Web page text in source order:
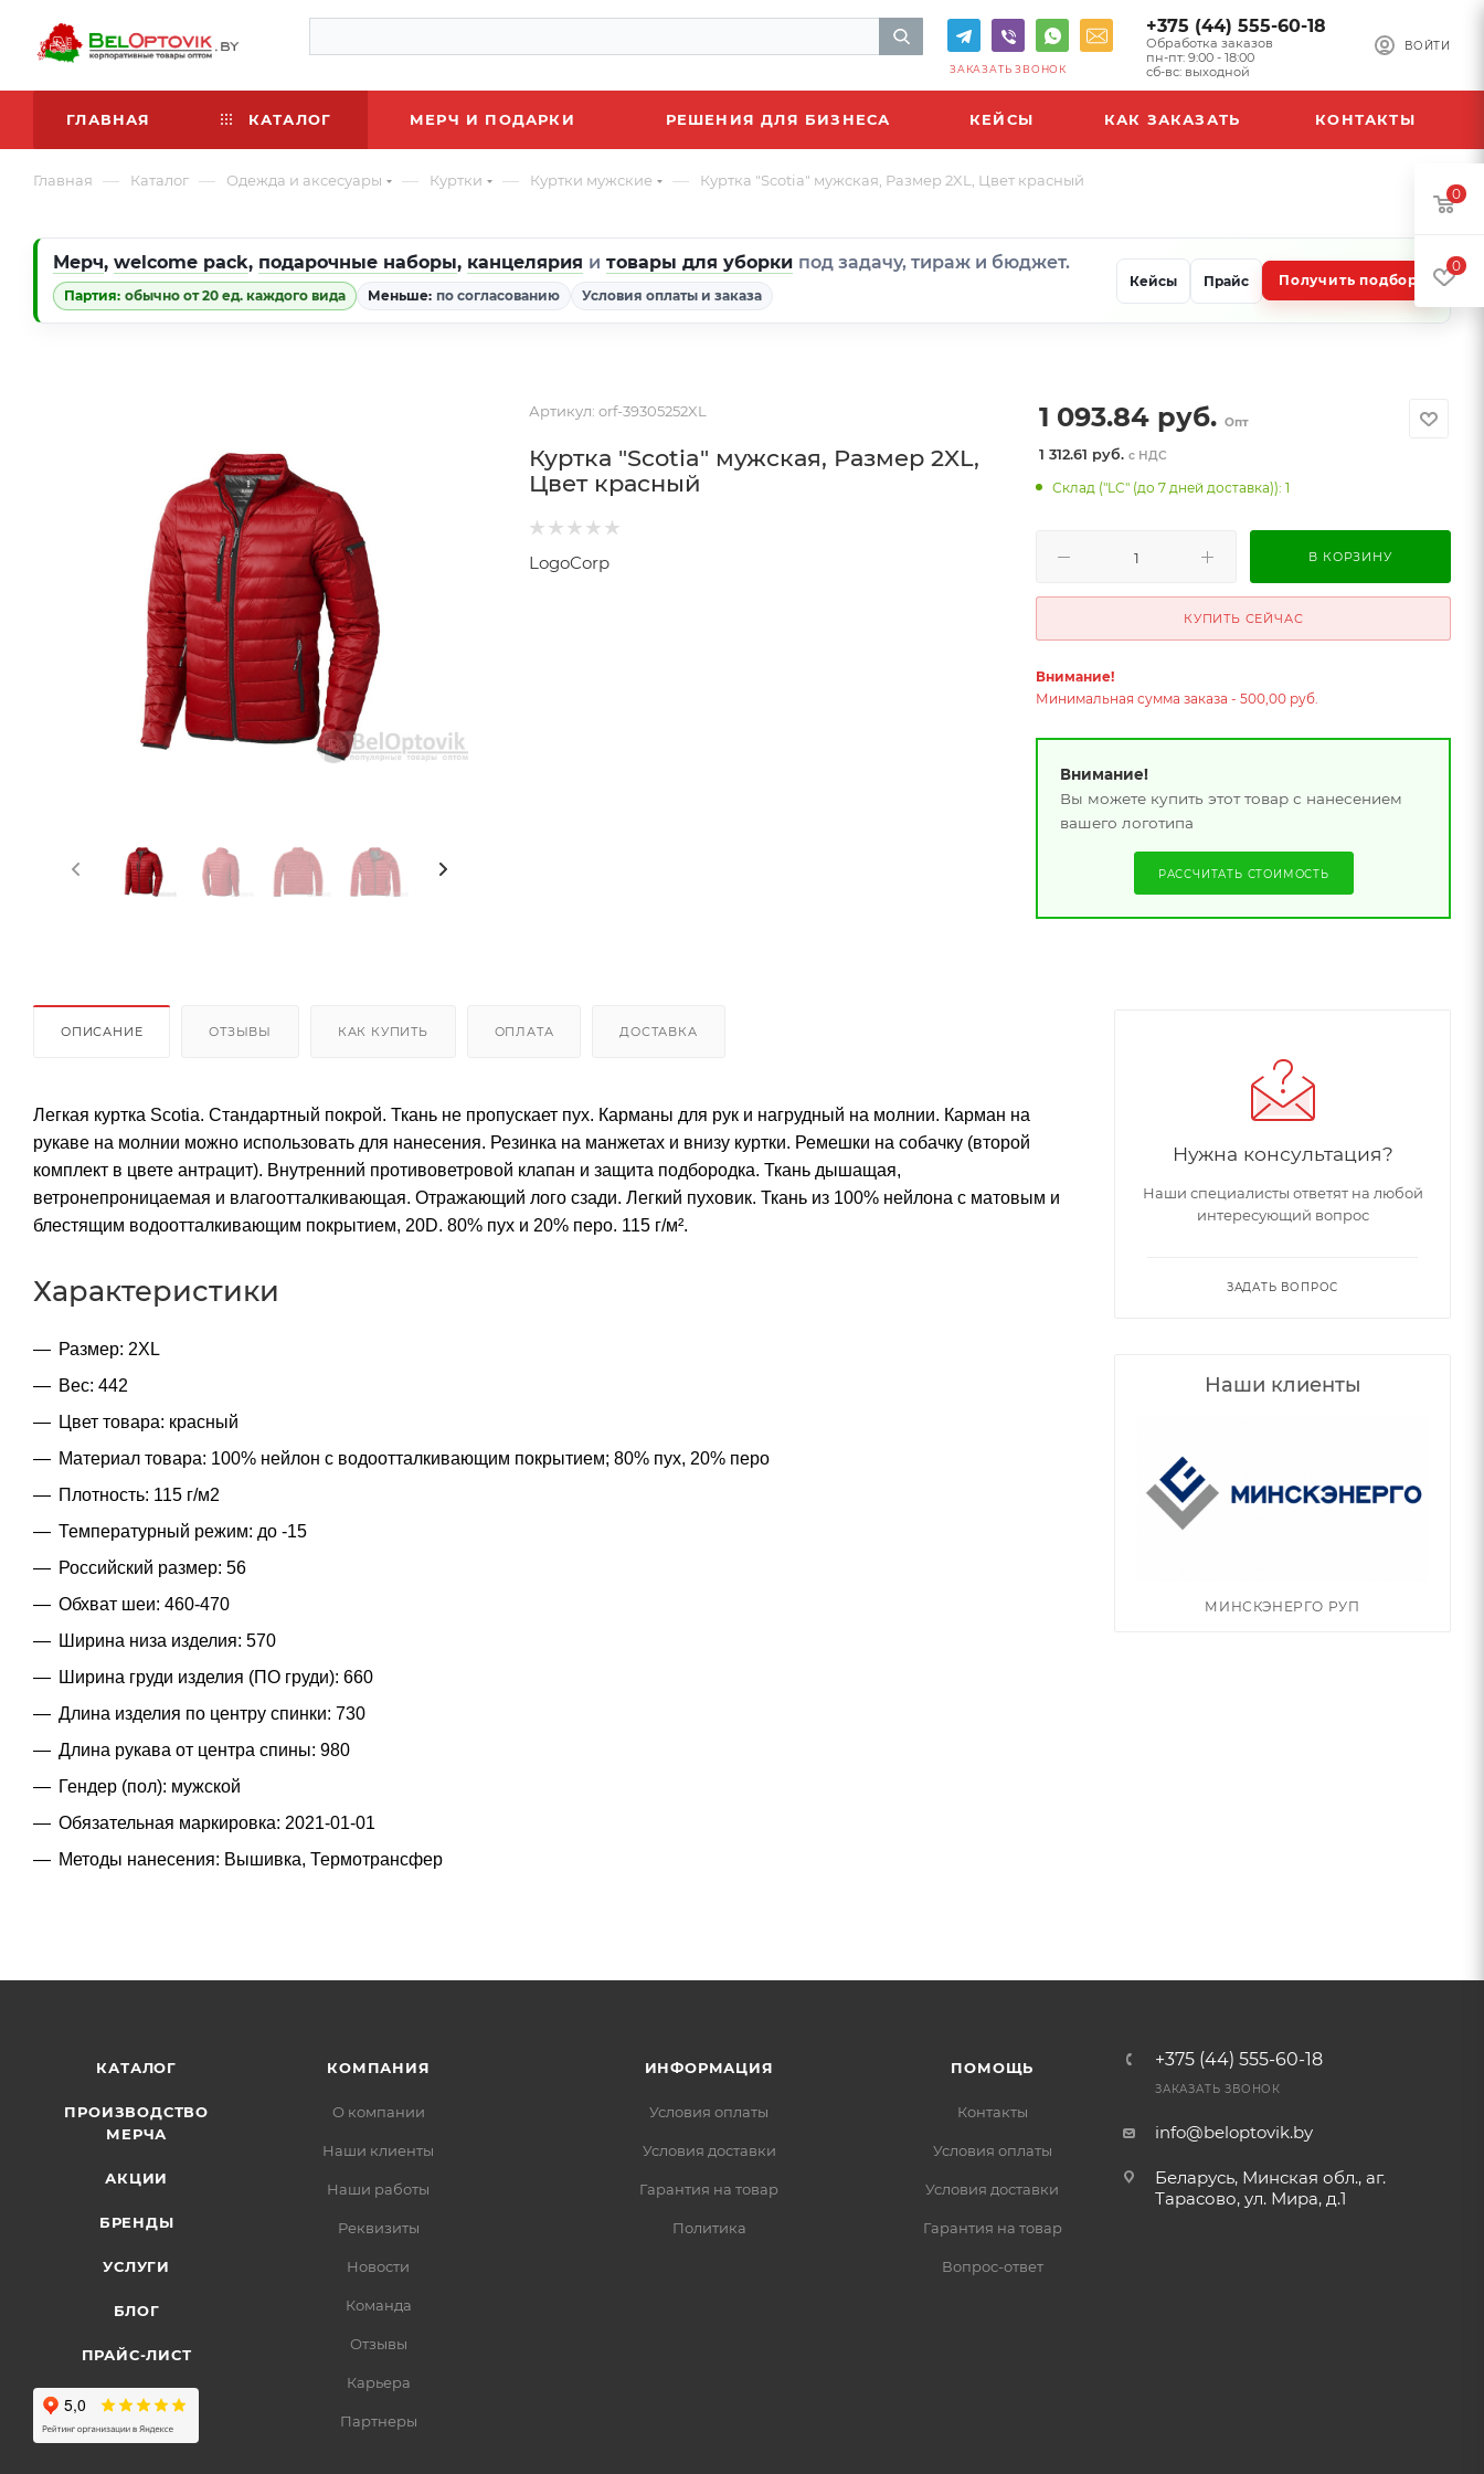
ВОЙТИ
+375 (44) 555-60-18
Обработка заказов
пн-пт: 9:00 - 18:00
сб-вс: выходной
ЗАКАЗАТЬ ЗВОНОК
ГЛАВНАЯ КАТАЛОГ МЕРЧ И ПОДАРКИ РЕШЕНИЯ ДЛЯ БИЗНЕСА КЕЙСЫ КАК ЗАКАЗАТЬ КОНТАКТЫ
Главная — Каталог — Одежда и аксесуары — Куртки — Куртки мужские — Куртка "Scotia" мужская, Размер 2XL, Цвет красный
Мерч, welcome pack, подарочные наборы, канцелярия и товары для уборки под задачу, тираж и бюджет.
Партия: обычно от 20 ед. каждого вида Меньше: по согласованию Условия оплаты и заказа
Кейсы Прайс Получить подбор
Артикул: orf-39305252XL
Куртка "Scotia" мужская, Размер 2XL,
Цвет красный
LogoCorp
1 093.84 руб. Опт
1 312.61 руб.с НДС
Склад ("LC" (до 7 дней доставка)): 1
В КОРЗИНУ
КУПИТЬ СЕЙЧАС
Внимание!
Минимальная сумма заказа - 500,00 руб.
Внимание!
Вы можете купить этот товар с нанесением
вашего логотипа
РАССЧИТАТЬ СТОИМОСТЬ
ОПИСАНИЕ ОТЗЫВЫ КАК КУПИТЬ ОПЛАТА ДОСТАВКА
Легкая куртка Scotia. Стандартный покрой. Ткань не пропускает пух. Карманы для рук и нагрудный на молнии. Карман на
рукаве на молнии можно использовать для нанесения. Резинка на манжетах и внизу куртки. Ремешки на собачку (второй
комплект в цвете антрацит). Внутренний противоветровой клапан и защита подбородка. Ткань дышащая,
ветронепроницаемая и влагоотталкивающая. Отражающий лого сзади. Легкий пуховик. Ткань из 100% нейлона с матовым и
блестящим водоотталкивающим покрытием, 20D. 80% пух и 20% перо. 115 г/м².
Характеристики
Размер: 2XL
Вес: 442
Цвет товара: красный
Материал товара: 100% нейлон с водоотталкивающим покрытием; 80% пух, 20% перо
Плотность: 115 г/м2
Температурный режим: до -15
Российский размер: 56
Обхват шеи: 460-470
Ширина низа изделия: 570
Ширина груди изделия (ПО груди): 660
Длина изделия по центру спинки: 730
Длина рукава от центра спины: 980
Гендер (пол): мужской
Обязательная маркировка: 2021-01-01
Методы нанесения: Вышивка, Термотрансфер
Нужна консультация?
Наши специалисты ответят на любой
интересующий вопрос
ЗАДАТЬ ВОПРОС
Наши клиенты
МИНСКЭНЕРГО РУП
КАТАЛОГ
ПРОИЗВОДСТВО
МЕРЧА
АКЦИИ
БРЕНДЫ
УСЛУГИ
БЛОГ
ПРАЙС-ЛИСТ
КОМПАНИЯ
О компании
Наши клиенты
Наши работы
Реквизиты
Новости
Команда
Отзывы
Карьера
Партнеры
ИНФОРМАЦИЯ
Условия оплаты
Условия доставки
Гарантия на товар
Политика
ПОМОЩЬ
Контакты
Условия оплаты
Условия доставки
Гарантия на товар
Вопрос-ответ
+375 (44) 555-60-18
ЗАКАЗАТЬ ЗВОНОК
info@beloptovik.by
Беларусь, Минская обл., аг.
Тарасово, ул. Мира, д.1
0
0